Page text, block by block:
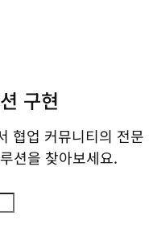
구현
협업 커뮤니티의 전문
션을 찾아보세요.